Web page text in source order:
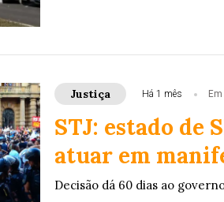
Justiça Há 1 mês
STJ: estado de
atuar em
Decisão dá 60 dias ao